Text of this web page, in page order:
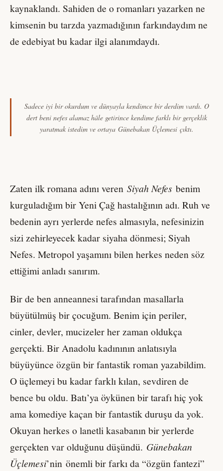
kaynaklandı. Sahiden de o romanları yazarken ne
kimsenin bu tarzda yazmadığının farkındaydım ne
de edebiyat bu kadar ilgi alanımdaydı.
Sadece iyi bir okurdum ve dünyayla kendimce bir derdim vardı. O
dert beni nefes alamaz hâle getirince kendime farklı bir gerçeklik
yaratmak istedim ve ortaya Günebakan Üçlemesiçıktı.
Zaten ilk romana adını veren Siyah Nefes benim
kurguladığım bir Yeni Çağ hastalığının adı. Ruh ve
bedenin ayrı yerlerde nefes almasıyla, nefesinizin
sizi zehirleyecek kadar siyaha dönmesi; Siyah
Nefes. Metropol yaşamını bilen herkes neden söz
ettiğimi anladı sanırım.
Bir de ben anneannesi tarafından masallarla
büyütülmüş bir çocuğum. Benim için periler,
cinler, devler, mucizeler her zaman oldukça
gerçekti. Bir Anadolu kadınının anlatısıyla
büyüyünce özgün bir fantastik roman yazabildim.
O üçlemeyi bu kadar farklı kılan, sevdiren de
bence bu oldu. Batı’ya öykünen bir tarafı hiç yok
ama komediye kaçan bir fantastik duruşu da yok.
Okuyan herkes o lanetli kasabanın bir yerlerde
gerçekten var olduğunu düşündü. Günebakan
Üçlemesi’nin önemli bir farkı da “özgün fantezi”